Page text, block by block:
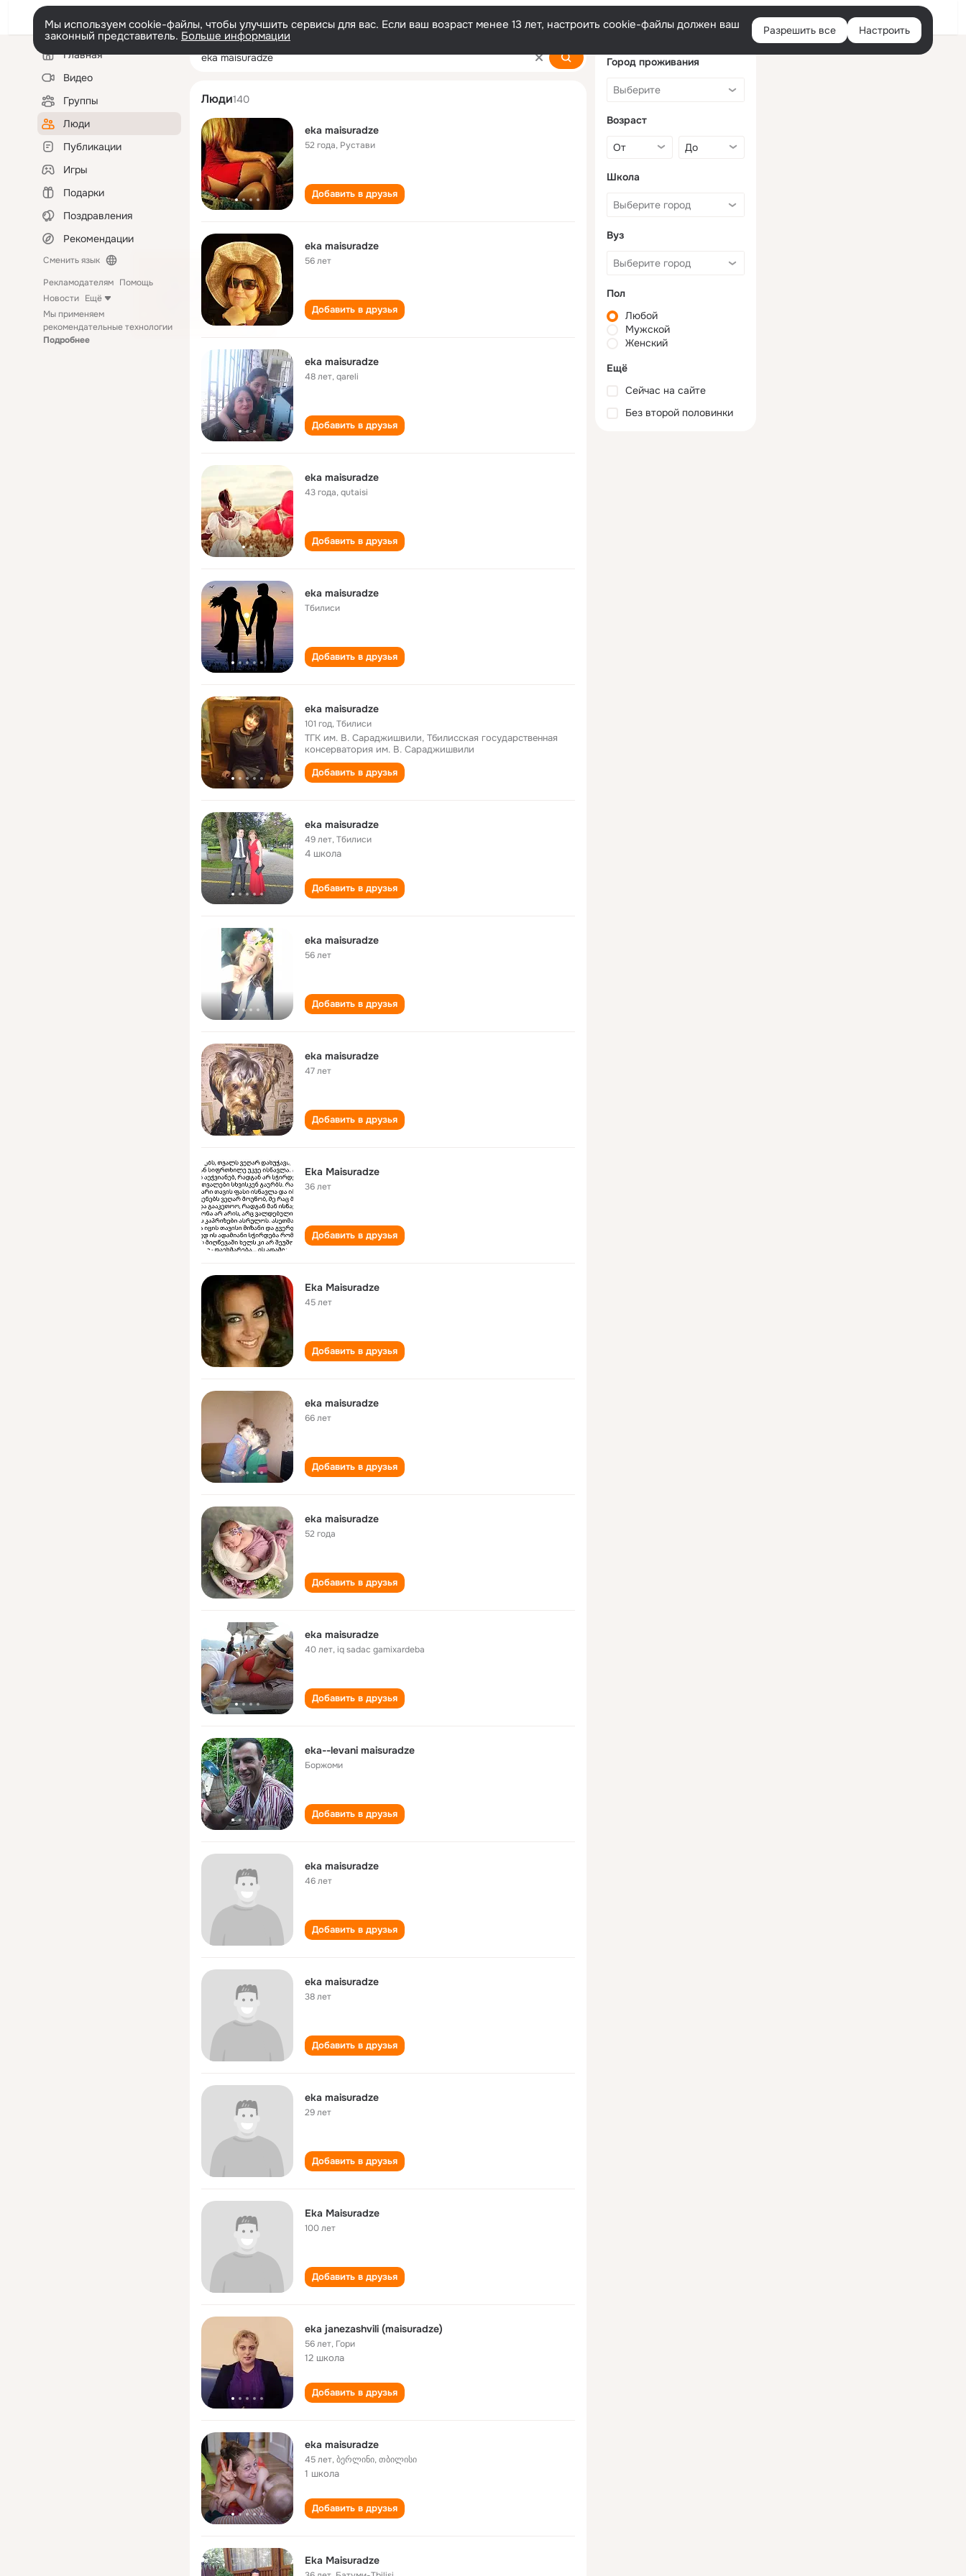
Войти
Мы используем cookie-файлы, чтобы улучшить сервисы для вас. Если ваш возраст менее 13 лет, настроить cookie-файлы должен ваш
законный представитель. Больше информации Разрешить все Настроить
Левая
колонкаГлавная
Видео
Группы
Люди
Публикации
Игры
Подарки
Поздравления
Рекомендации
Сменить язык
Рекламодателям Помощь
Новости Ещё
Мы применяем
рекомендательные технологии
Подробнее
eka maisuradze
Люди140
eka maisuradze
52 года, Рустави
Добавить в друзья
eka maisuradze
56 лет
Добавить в друзья
eka maisuradze
48 лет,qareli
Добавить в друзья
eka maisuradze
43 года,qutaisi
Добавить в друзья
eka maisuradze
Тбилиси
Добавить в друзья
eka maisuradze
101 год,Тбилиси
ТГК им. В. Сараджишвили, Тбилисская государственная
консерватория им. В. Сараджишвили
Добавить в друзья
eka maisuradze
49 лет,Тбилиси
4 школа
Добавить в друзья
eka maisuradze
56 лет
Добавить в друзья
eka maisuradze
47 лет
Добавить в друзья
Eka Maisuradze
36 лет
Добавить в друзья
Eka Maisuradze
45 лет
Добавить в друзья
eka maisuradze
66 лет
Добавить в друзья
eka maisuradze
52 года
Добавить в друзья
eka maisuradze
40 лет,iq sadac gamixardeba
Добавить в друзья
eka--levani maisuradze
Боржоми
Добавить в друзья
eka maisuradze
46 лет
Добавить в друзья
eka maisuradze
38 лет
Добавить в друзья
eka maisuradze
29 лет
Добавить в друзья
Eka Maisuradze
100 лет
Добавить в друзья
eka janezashvili (maisuradze)
56 лет, Гори
12 школа
Добавить в друзья
eka maisuradze
45 лет,ბერლინი, თბილისი
1 школа
Добавить в друзья
Eka Maisuradze
Город проживания
Возраст
Школа
Вуз
Пол
Любой
Мужской
Женский
Ещё
Сейчас на сайте
Без второй половинки